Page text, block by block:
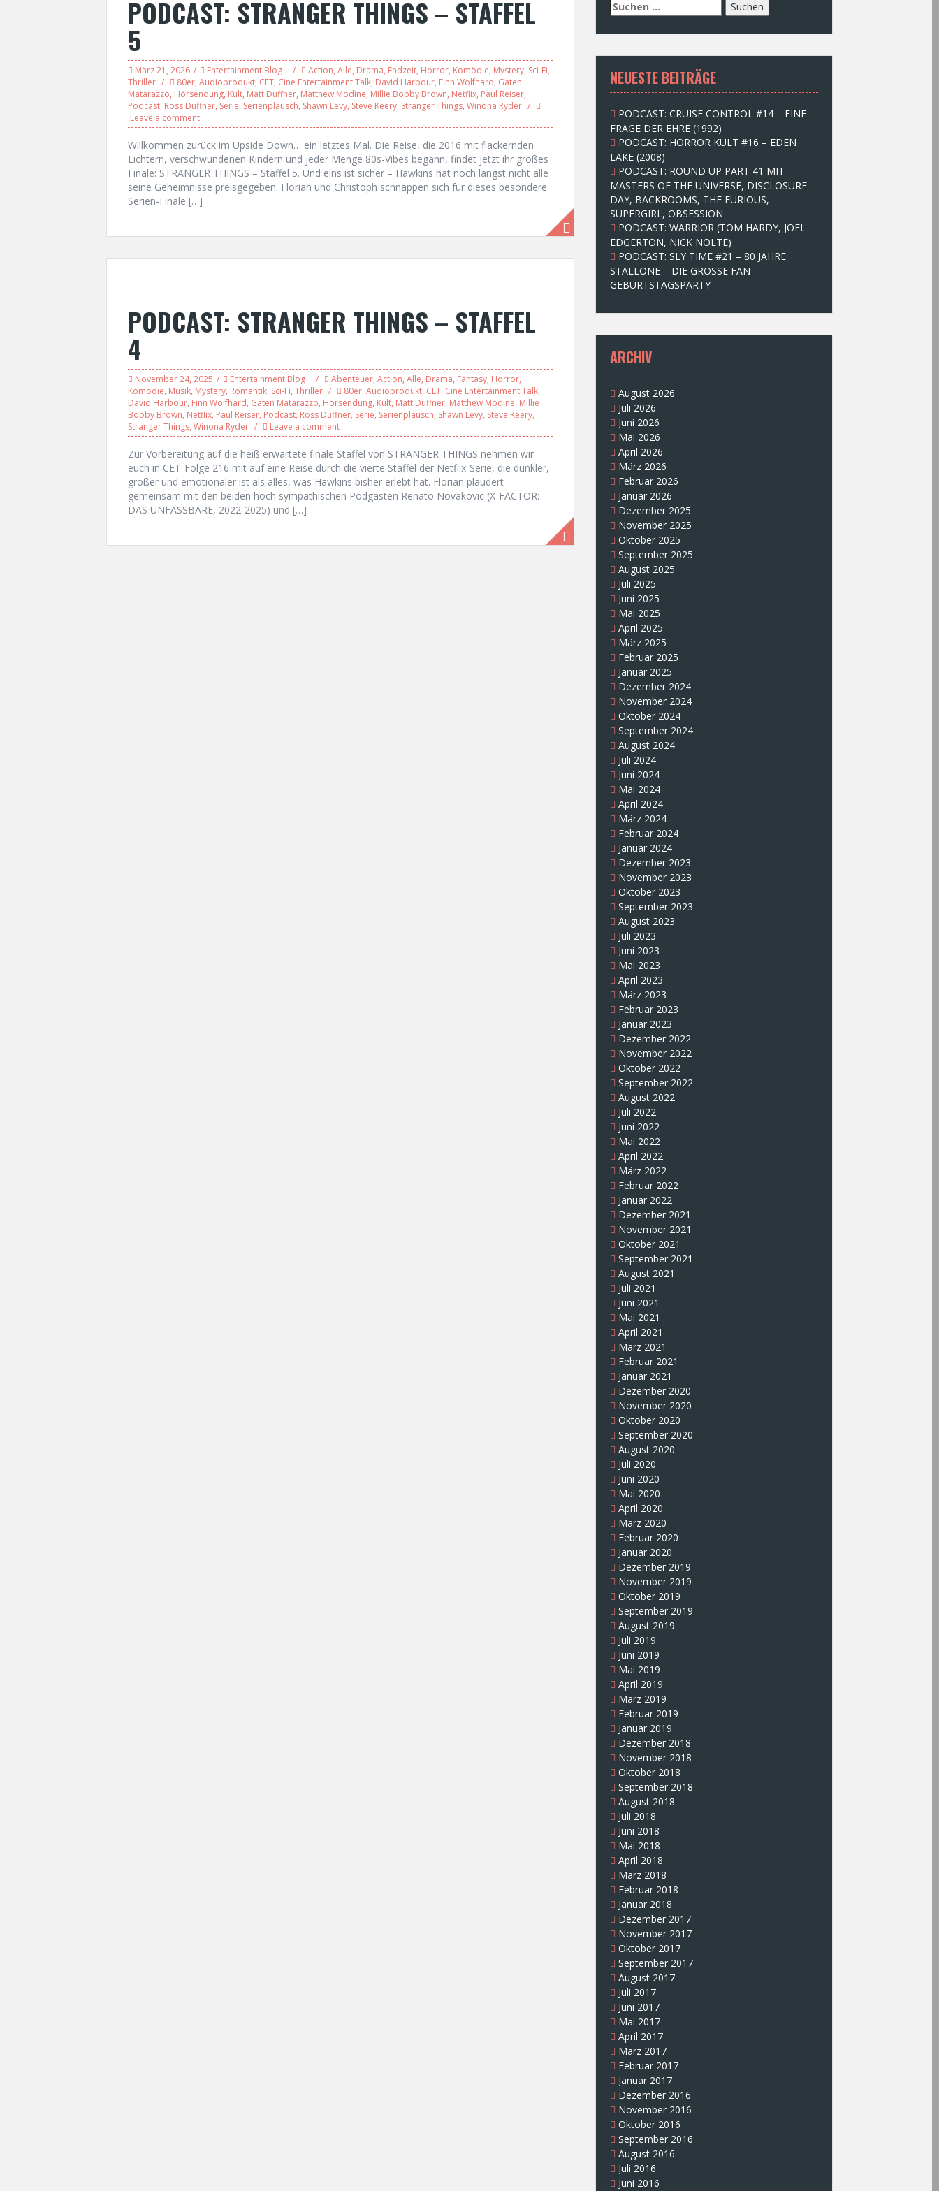
PODCAST: STRANGER THINGS – STAFFEL
5
März 21, 2026 Entertainment Blog Action, Alle, Drama, Endzeit, Horror, Komödie, Mystery, Sci-Fi,
Thriller
80er, Audioprodukt, CET, Cine Entertainment Talk, David Harbour, Finn Wolfhard, Gaten
Matarazzo, Hörsendung, Kult, Matt Duffner, Matthew Modine, Millie Bobby Brown, Netflix, Paul Reiser,
Podcast, Ross Duffner, Serie, Serienplausch, Shawn Levy, Steve Keery, Stranger Things, Winona Ryder
Leave a comment
Willkommen zurück im Upside Down… ein letztes Mal. Die Reise, die 2016 mit flackernden
Lichtern, verschwundenen Kindern und jeder Menge 80s-Vibes begann, findet jetzt ihr großes
Finale: STRANGER THINGS – Staffel 5. Und eins ist sicher – Hawkins hat noch längst nicht alle
seine Geheimnisse preisgegeben. Florian und Christoph schnappen sich für dieses besondere
Serien-Finale […]
PODCAST: STRANGER THINGS – STAFFEL
4
November 24, 2025 Entertainment Blog Abenteuer, Action, Alle, Drama, Fantasy, Horror,
Komödie, Musik, Mystery, Romantik, Sci-Fi, Thriller 80er, Audioprodukt, CET, Cine Entertainment Talk,
David Harbour, Finn Wolfhard, Gaten Matarazzo, Hörsendung, Kult, Matt Duffner, Matthew Modine, Millie
Bobby Brown, Netflix, Paul Reiser, Podcast, Ross Duffner, Serie, Serienplausch, Shawn Levy, Steve Keery,
Stranger Things, Winona Ryder Leave a comment
Zur Vorbereitung auf die heiß erwartete finale Staffel von STRANGER THINGS nehmen wir
euch in CET-Folge 216 mit auf eine Reise durch die vierte Staffel der Netflix-Serie, die dunkler,
größer und emotionaler ist als alles, was Hawkins bisher erlebt hat. Florian plaudert
gemeinsam mit den beiden hoch sympathischen Podgästen Renato Novakovic (X-FACTOR:
DAS UNFASSBARE, 2022-2025) und […]
S
u
c
e
n
n
c
h
:
NEUESTE BEITRÄGE
PODCAST: CRUISE CONTROL #14 – EINE
FRAGE DER EHRE (1992)
PODCAST: HORROR KULT #16 – EDEN
LAKE (2008)
PODCAST: ROUND UP PART 41 MIT
MASTERS OF THE UNIVERSE, DISCLOSURE
DAY, BACKROOMS, THE FURIOUS,
SUPERGIRL, OBSESSION
PODCAST: WARRIOR (TOM HARDY, JOEL
EDGERTON, NICK NOLTE)
PODCAST: SLY TIME #21 – 80 JAHRE
STALLONE – DIE GROSSE FAN-
GEBURTSTAGSPARTY
ARCHIV
August 2026
Juli 2026
Juni 2026
Mai 2026
April 2026
März 2026
Februar 2026
Januar 2026
Dezember 2025
November 2025
Oktober 2025
September 2025
August 2025
Juli 2025
Juni 2025
Mai 2025
April 2025
März 2025
Februar 2025
Januar 2025
Dezember 2024
November 2024
Oktober 2024
September 2024
August 2024
Juli 2024
Juni 2024
Mai 2024
April 2024
März 2024
Februar 2024
Januar 2024
Dezember 2023
November 2023
Oktober 2023
September 2023
August 2023
Juli 2023
Juni 2023
Mai 2023
April 2023
März 2023
Februar 2023
Januar 2023
Dezember 2022
November 2022
Oktober 2022
September 2022
August 2022
Juli 2022
Juni 2022
Mai 2022
April 2022
März 2022
Februar 2022
Januar 2022
Dezember 2021
November 2021
Oktober 2021
September 2021
August 2021
Juli 2021
Juni 2021
Mai 2021
April 2021
März 2021
Februar 2021
Januar 2021
Dezember 2020
November 2020
Oktober 2020
September 2020
August 2020
Juli 2020
Juni 2020
Mai 2020
April 2020
März 2020
Februar 2020
Januar 2020
Dezember 2019
November 2019
Oktober 2019
September 2019
August 2019
Juli 2019
Juni 2019
Mai 2019
April 2019
März 2019
Februar 2019
Januar 2019
Dezember 2018
November 2018
Oktober 2018
September 2018
August 2018
Juli 2018
Juni 2018
Mai 2018
April 2018
März 2018
Februar 2018
Januar 2018
Dezember 2017
November 2017
Oktober 2017
September 2017
August 2017
Juli 2017
Juni 2017
Mai 2017
April 2017
März 2017
Februar 2017
Januar 2017
Dezember 2016
November 2016
Oktober 2016
September 2016
August 2016
Juli 2016
Juni 2016